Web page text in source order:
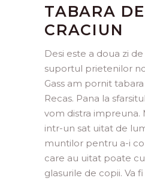
TABARA DE
CRACIUN
Desi este a doua zi
suportul prietenilor
Gass am pornit
Recas. Pana la
vom distra
intr-un sat uitat de
muntilor pentru a-i
care au uitat poate
glasurile de copii. Va